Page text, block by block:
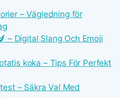
– Vägledning för
– Digital Slang Och Emoji
koka – Tips För Perfekt
– Säkra Val Med